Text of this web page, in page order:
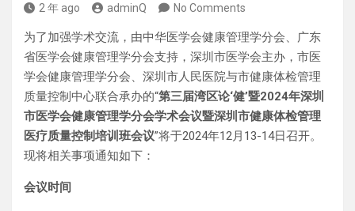
2 年 ago adminQ No Comments
为了加强学术交流，由中华医学会健康管理学分会、广东
省医学会健康管理学分会支持，深圳市医学会主办，市医
学会健康管理学分会、深圳市人民医院与市健康体检管理
质量控制中心联合承办的“第三届湾区论‘健’暨2024年深圳
市医学会健康管理学分会学术会议暨深圳市健康体检管理
医疗质量控制培训班会议”将于2024年12月13-14日召开。
现将相关事项通知如下：
会议时间